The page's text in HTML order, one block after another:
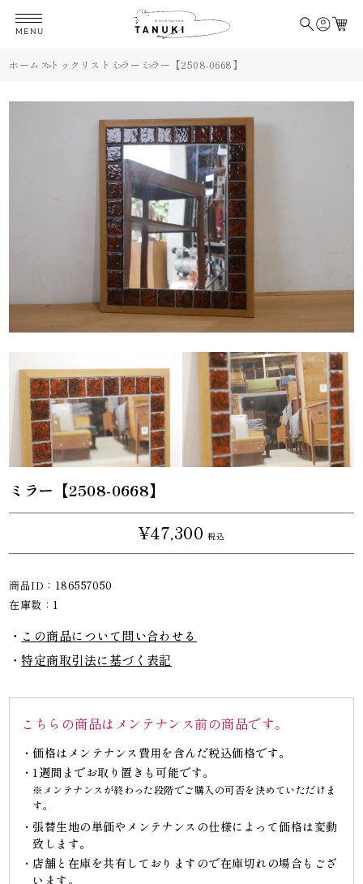
MENU
ホーム ストックリスト ミラー ミラー【2508-0668】
ミラー【2508-0668】
¥47,300 税込
商品ID： 186557050
在庫数： 1
この商品について問い合わせる
特定商取引法に基づく表記
こちらの商品はメンテナンス前の商品です。
価格はメンテナンス費用を含んだ税込価格です。
1週間までお取り置きも可能です。
※メンテナンスが終わった段階でご購入の可否を決めていただけま
す。
張替生地の単価やメンテナンスの仕様によって価格は変動
致します。
店舗と在庫を共有しておりますので在庫切れの場合もござ
います。